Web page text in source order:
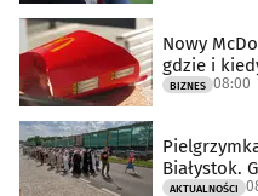
Nowy
gdzie i
BIZNES 08:00
Białystok.
AKTUALNOŚCI